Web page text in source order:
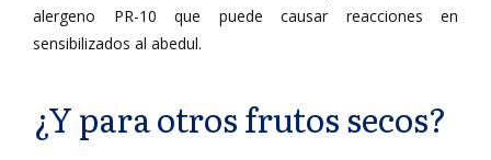
alergeno PR-10 que puede causar reacciones en
sensibilizados al abedul.
¿Y para otros frutos secos?